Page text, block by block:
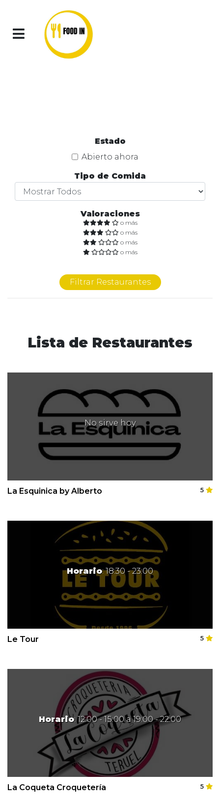
Estado
Abierto ahora
Tipo de Comida
Valoraciones
o más
o más
o más
o más
Filtrar Restaurantes
Lista de Restaurantes
No sirve hoy
La Esquinica by Alberto 5
Horario: 18:30 - 23:00
Le Tour 5
Horario: 12:00 - 15:00 a 19:00 - 22:00
La Coqueta Croquetería 5